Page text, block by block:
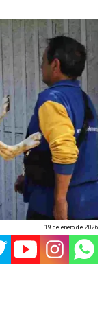
19 de enero de 2026